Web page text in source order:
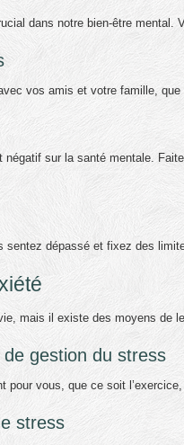
dans notre bien-être
vos amis et votre famille,
négatif sur la santé mentale.
sentez dépassé et fixez des
mais il existe des moyens de
gestion du stress
pour vous, que ce soit
stress